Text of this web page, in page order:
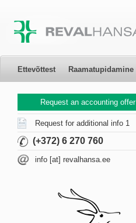
Ettevõttest Raamatupidamine
Request an accounting offer
Request for additional info 1
(+372) 6 270 760
info [at] revalhansa.ee